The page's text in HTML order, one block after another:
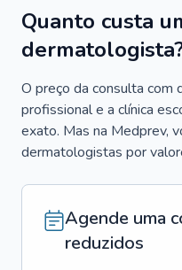
Quanto custa
O preço da consulta com
profissional e a clínica
exato. Mas na Medprev,
dermatologistas por
Agende uma
reduzidos